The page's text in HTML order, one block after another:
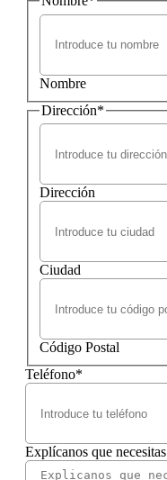
Nombre
Dirección*
Dirección
Ciudad
Código Postal
Teléfono*
Explícanos que necesitas